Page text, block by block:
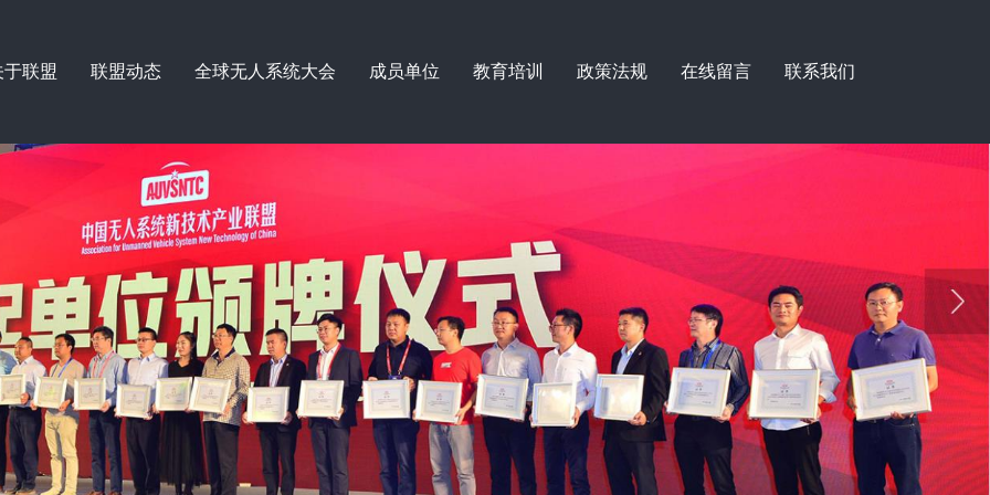
于联盟 联盟动态 全球无人系统大会 成员单位 教育培训 政策法规 在线留言 联系我们